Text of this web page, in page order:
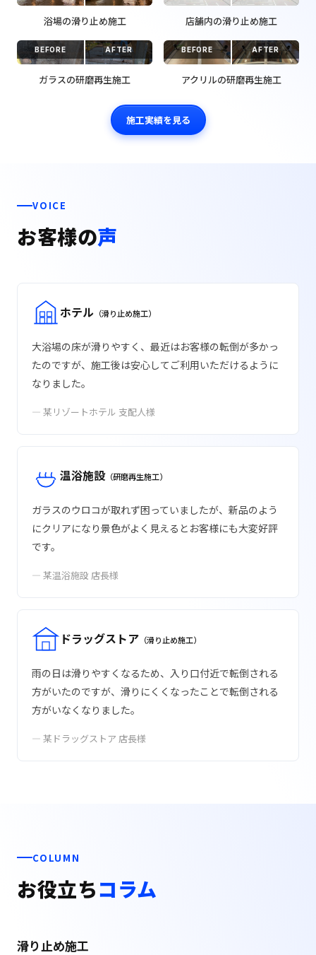
浴場の滑り止め施工 店舗内の滑り止め施工
BEFORE AFTER
ガラスの研磨再生施工
BEFORE AFTER
アクリルの研磨再生施工
施工実績を見る
VOICE
お客様の声
ホテル （滑り止め施工）
大浴場の床が滑りやすく、最近はお客様の転倒が多かっ
たのですが、施工後は安心してご利用いただけるように
なりました。
— 某リゾートホテル 支配人様
温浴施設（研磨再生施工）
ガラスのウロコが取れず困っていましたが、新品のよう
にクリアになり景色がよく見えるとお客様にも大変好評
です。
— 某温浴施設 店長様
ドラッグストア （滑り止め施工）
雨の日は滑りやすくなるため、入り口付近で転倒される
方がいたのですが、滑りにくくなったことで転倒される
方がいなくなりました。
— 某ドラッグストア 店長様
COLUMN
お役立ちコラム
滑り止め施工